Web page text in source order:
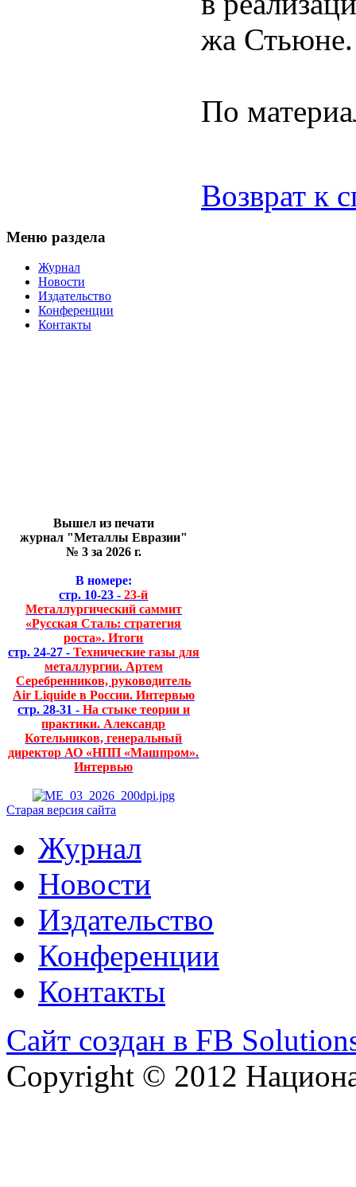
жа Стьюне.
По
Возврат к
Меню раздела
Журнал
Новости
Издательство
Конференции
Контакты
Вышел из печати
журнал "Металлы Евразии"
№ 3 за 2026 г.
В номере:
стр. 10-23 - 23-й
Металлургический саммит
«Русская Сталь: стратегия
роста». Итоги
стр. 24-27 - Технические газы для
металлургии. Артем
Серебренников, руководитель
Air Liquide в России. Интервью
стр. 28-31 - На стыке теории и
практики. Александр
Котельников, генеральный
директор АО «НПП «Машпром».
Интервью
Старая версия сайта
Журнал
Новости
Издательство
Конференции
Контакты
Сайт создан в FB
Copyright © 2012